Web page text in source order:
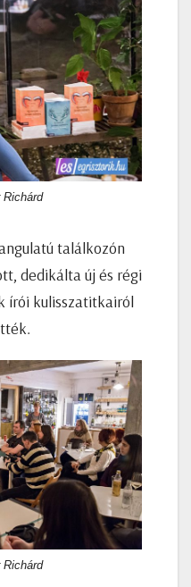
találkozón
dedikálta új és régi
írói kulisszatitkairól